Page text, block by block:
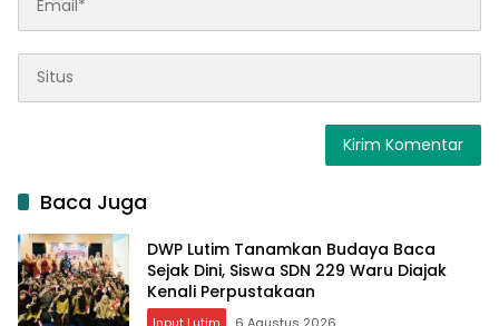
Baca Juga
DWP Lutim Tanamkan Budaya Baca
Sejak Dini, Siswa SDN 229 Waru Diajak
Kenali Perpustakaan